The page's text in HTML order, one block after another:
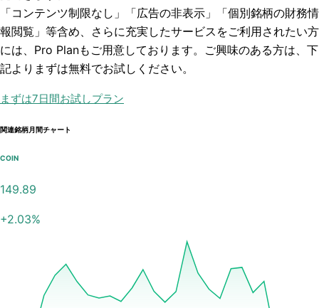
「コンテンツ制限なし」「広告の非表示」「個別銘柄の財務情
報閲覧」 等含め、さらに充実したサービスをご利用されたい方
には、Pro Planもご用意しております。ご興味のある方は、下
記よりまずは無料でお試しください。
まずは7日間お試しプラン
関連銘柄月間チャート
COIN
149.89
+2.03%